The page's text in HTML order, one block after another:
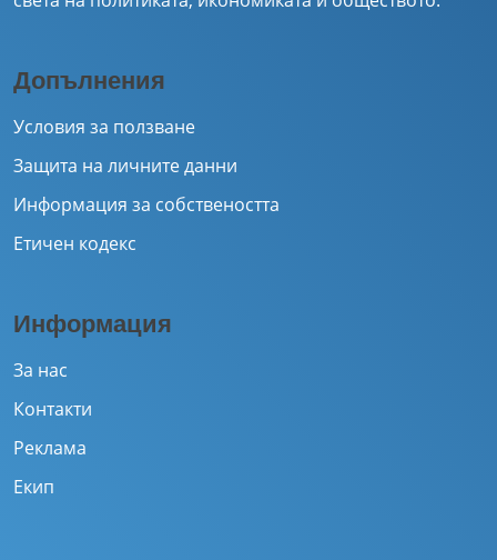
Допълнения
Условия за ползване
Защита на личните данни
Информация за собствеността
Етичен кодекс
Информация
За нас
Контакти
Реклама
Екип